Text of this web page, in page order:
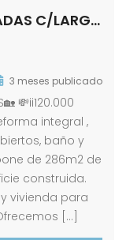
¡VIVIENDA EN VENTA EN PARADAS C/LARGA 40!
3 meses publicado
💸ii120.000
integral ,
baño y
de 286m2 de
construida.
vivienda para
[…]